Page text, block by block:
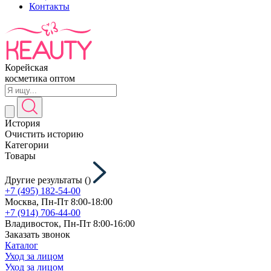
Контакты
Корейская
косметика оптом
История
Очистить историю
Категории
Товары
Другие результаты ()
+7 (495) 182-54-00
Москва, Пн-Пт 8:00-18:00
+7 (914) 706-44-00
Владивосток, Пн-Пт 8:00-16:00
Заказать звонок
Каталог
Уход за лицом
Уход за лицом